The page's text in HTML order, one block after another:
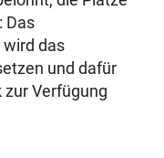
Das
das
und dafür
zur Verfügung